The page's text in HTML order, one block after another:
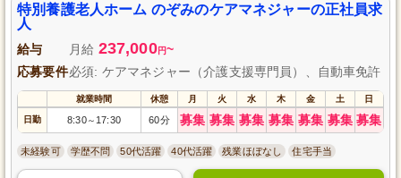
特別養護老人ホーム のぞみのケアマネジャーの正社員求
人
給与 月給 237,000円~
応募要件必須: ケアマネジャー（介護支援専門員）、自動車免許
就業時間 休憩 月 火 水 木 金 土 日
日勤 8:30～ 17:30 60分 募集 募集 募集 募集 募集 募集 募集
未経験可 学歴不問 50代活躍 40代活躍 残業ほぼなし 住宅手当